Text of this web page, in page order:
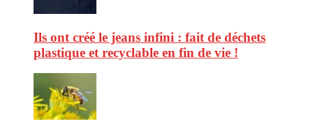
Ils ont créé le jeans infini : fait de déchets
plastique et recyclable en fin de vie !